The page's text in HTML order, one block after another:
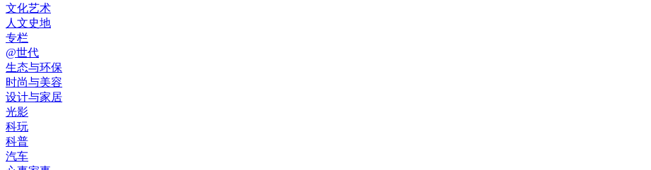
文化艺术
人文史地
专栏
@世代
生态与环保
时尚与美容
设计与家居
光影
科玩
科普
汽车